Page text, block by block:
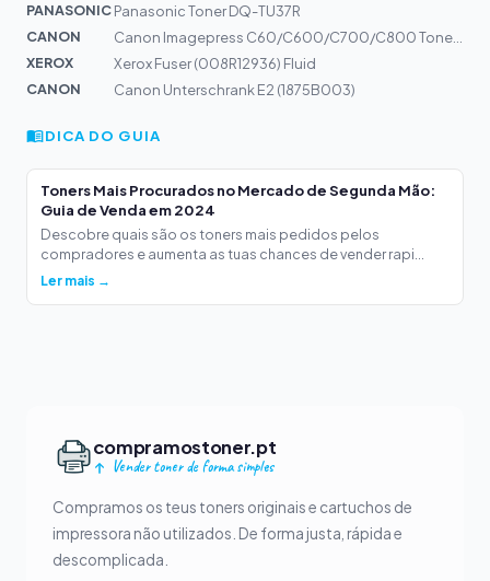
PANASONICPanasonic Toner DQ-TU37R
CANON
XEROX
Xerox Fuser (008R12936) Fluid
CANON
Canon Unterschrank E2 (1875B003)
DICA DO GUIA
Toners Mais Procurados no Mercado de Segunda Mão:
Guia de Venda em 2024
Descobre quais são os toners mais pedidos pelos
compradores e aumenta as tuas chances de vender rapi...
Ler mais →
compramostoner.pt
Vender toner de forma simples
Compramos os teus toners originais e cartuchos de
impressora não utilizados. De forma justa, rápida e
descomplicada.